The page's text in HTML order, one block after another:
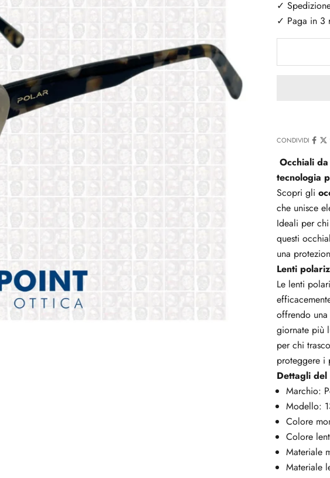
✓
✓ Paga in 3
CONDIVIDI
Occhiali
tecnologia
Scopri gli
che unisce
Ideali per
questi
una
Lenti
Le lenti
offrendo una
giornate più
per chi
proteggere i
Dettagli
Marchio:
Modello:
Colore
Colore
Materiale
Materiale